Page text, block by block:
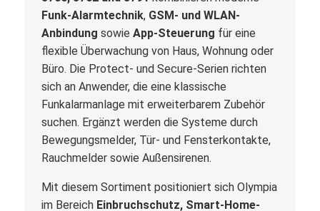
Funk-Alarmtechnik, GSM- und WLAN-
Anbindung sowie App-Steuerung für eine
flexible Überwachung von Haus, Wohnung oder
Büro. Die Protect- und Secure-Serien richten
sich an Anwender, die eine klassische
Funkalarmanlage mit erweiterbarem Zubehör
suchen. Ergänzt werden die Systeme durch
Bewegungsmelder, Tür- und Fensterkontakte,
Rauchmelder sowie Außensirenen.
Mit diesem Sortiment positioniert sich Olympia
im Bereich Einbruchschutz, Smart-Home-